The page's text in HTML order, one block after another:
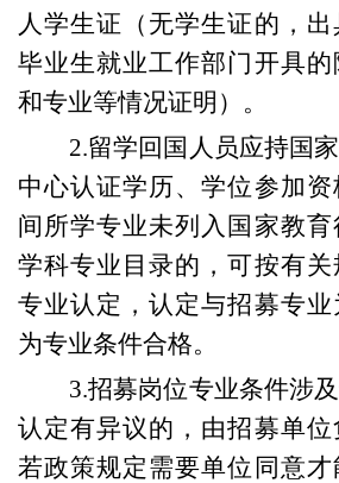
人学生证（无学生证的，
毕业生就业工作部门开具
和专业等情况证明）。
2.留学回国人员应持国
中心认证学历、学位参加
间所学专业未列入国家教
学科专业目录的，可按有
专业认定，认定与招募专
为专业条件合格。
3.招募岗位专业条件涉
认定有异议的，由招募单位
若政策规定需要单位同意